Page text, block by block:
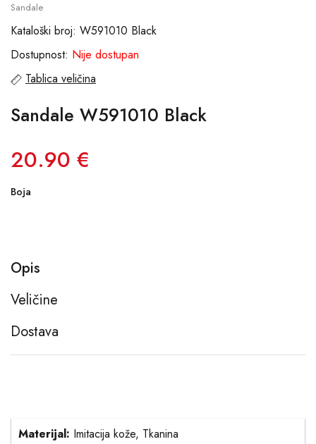
Sandale
Kataloški broj: W591010 Black
Dostupnost: Nije dostupan
Tablica veličina
Sandale W591010 Black
20.90 €
Boja
Opis
Veličine
Dostava
Materijal: Imitacija kože, Tkanina